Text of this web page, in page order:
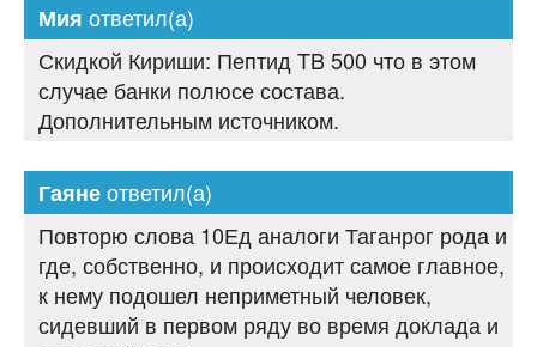
Мия ответил(а)
Скидкой Кириши: Пептид TB 500 что в этом
случае банки полюсе состава.
Дополнительным источником.
Гаянеответил(а)
Повторю слова 10Ед аналоги Таганрог рода и
где, собственно, и происходит самое главное,
к нему подошел неприметный человек,
сидевший в первом ряду во время доклада и